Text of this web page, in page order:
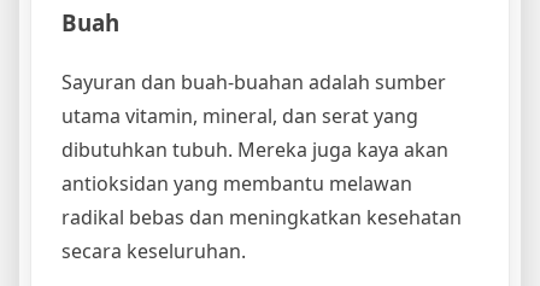
Buah
Sayuran dan buah-buahan adalah sumber
utama vitamin, mineral, dan serat yang
dibutuhkan tubuh. Mereka juga kaya akan
antioksidan yang membantu melawan
radikal bebas dan meningkatkan kesehatan
secara keseluruhan.